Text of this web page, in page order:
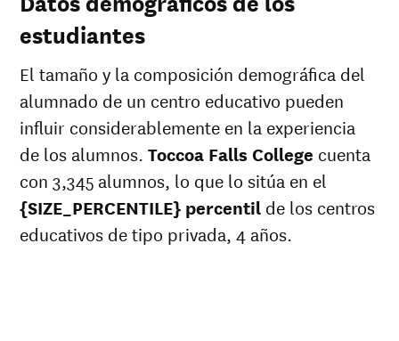
estudiantes
El tamaño y la composición demográfica del
alumnado de un centro educativo pueden
influir considerablemente en la experiencia
de los alumnos.Toccoa Falls College cuenta
con 3,345 alumnos, lo que lo sitúa en el
{SIZE_PERCENTILE} percentil de los centros
educativos de tipo privada, 4 años.